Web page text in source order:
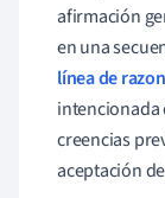
afirmación
en una
línea de
intencionada
creencias
aceptación